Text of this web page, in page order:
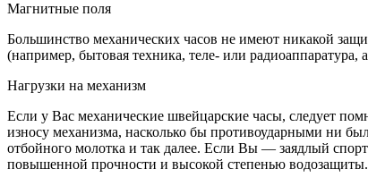
Магнитные поля
Большинство механических часов не имеют никакой
(например, бытовая техника, теле- или радиоаппаратура,
Нагрузки на механизм
Если у Вас механические швейцарские часы, следует
износу механизма, насколько бы противоударными ни
отбойного молотка и так далее. Если Вы — заядлый
повышенной прочности и высокой степенью водозащиты.